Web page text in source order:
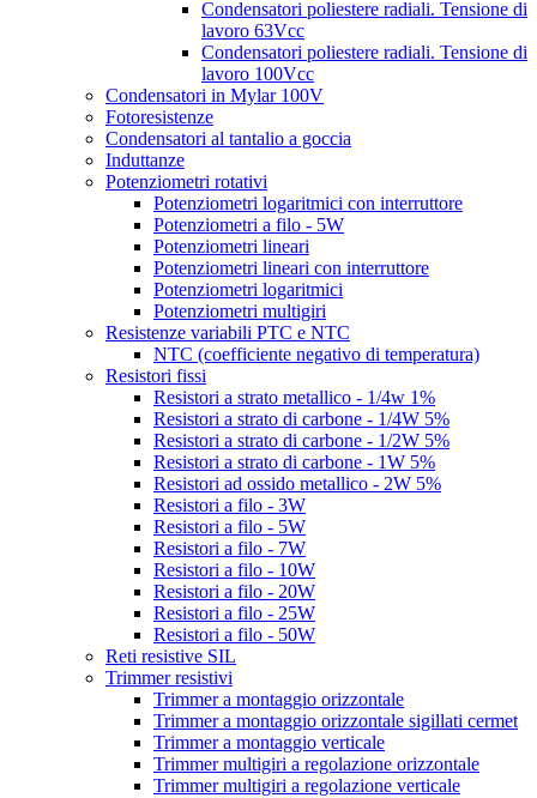
Condensatori poliestere radiali. Tensione di
lavoro 63Vcc
Condensatori poliestere radiali. Tensione di
lavoro 100Vcc
Condensatori in Mylar 100V
Fotoresistenze
Condensatori al tantalio a goccia
Induttanze
Potenziometri rotativi
Potenziometri logaritmici con interruttore
Potenziometri a filo - 5W
Potenziometri lineari
Potenziometri lineari con interruttore
Potenziometri logaritmici
Potenziometri multigiri
Resistenze variabili PTC e NTC
NTC (coefficiente negativo di temperatura)
Resistori fissi
Resistori a strato metallico - 1/4w 1%
Resistori a strato di carbone - 1/4W 5%
Resistori a strato di carbone - 1/2W 5%
Resistori a strato di carbone - 1W 5%
Resistori ad ossido metallico - 2W 5%
Resistori a filo - 3W
Resistori a filo - 5W
Resistori a filo - 7W
Resistori a filo - 10W
Resistori a filo - 20W
Resistori a filo - 25W
Resistori a filo - 50W
Reti resistive SIL
Trimmer resistivi
Trimmer a montaggio orizzontale
Trimmer a montaggio orizzontale sigillati cermet
Trimmer a montaggio verticale
Trimmer multigiri a regolazione orizzontale
Trimmer multigiri a regolazione verticale